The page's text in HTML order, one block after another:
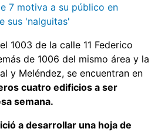
7 motiva a su público en
sus 'nalguitas'
1003 de la calle 11 Federico
de 1006 del mismo área y la
y Meléndez, se encuentran en
cuatro edificios a ser
semana.
a desarrollar una hoja de